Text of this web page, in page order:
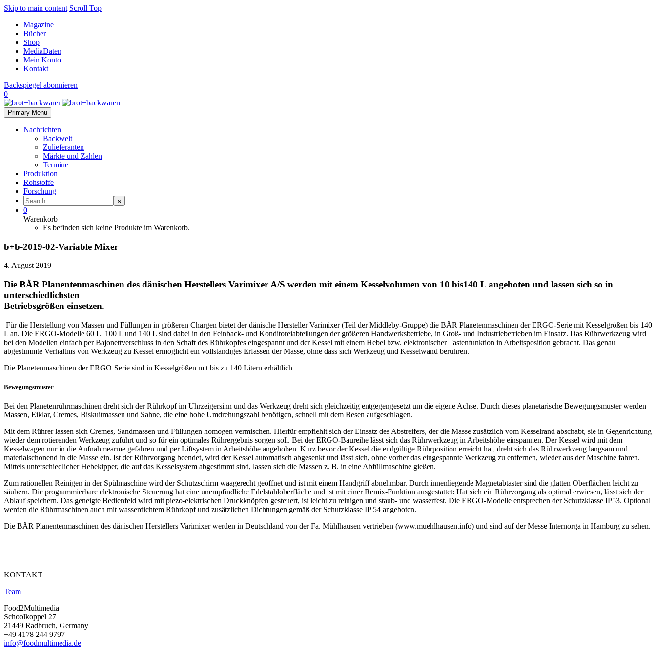
Skip to main content Scroll Top
Magazine
Bücher
Shop
MediaDaten
Mein Konto
Kontakt
Backspiegel abonnieren
0
Primary Menu
Nachrichten
Backwelt
Zulieferanten
Märkte und Zahlen
Termine
Produktion
Rohstoffe
Forschung
0
Warenkorb
Es befinden sich keine Produkte im Warenkorb.
b+b-2019-02-Variable Mixer
4. August 2019
Die BÄR Planentenmaschinen des dänischen Herstellers Varimixer A/S werden mit einem Kesselvolumen von 10 bis140 L angeboten und lassen sich so in
unterschiedlichsten
Betriebsgrößen einsetzen.
Für die Herstellung von Massen und Füllungen in größeren Chargen bietet der dänische Hersteller Varimixer (Teil der Middleby-Gruppe) die BÄR Planetenmaschinen der ERGO-Serie mit Kesselgrößen bis 140
L an. Die ERGO-Modelle 60 L, 100 L und 140 L sind dabei in den Feinback- und Konditoreiabteilungen der größeren Handwerksbetriebe, in Groß- und Industriebetrieben im Einsatz. Das Rührwerkzeug wird
bei den Modellen einfach per Bajonettverschluss in den Schaft des Rührkopfes eingespannt und der Kessel mit einem Hebel bzw. elektronischer Tastenfunktion in Arbeitsposition gebracht. Das genau
abgestimmte Verhältnis von Werkzeug zu Kessel ermöglicht ein vollständiges Erfassen der Masse, ohne dass sich Werkzeug und Kesselwand berühren.
Die Planetenmaschinen der ERGO-Serie sind in Kesselgrößen mit bis zu 140 Litern erhältlich
Bewegungsmuster
Bei den Planetenrührmaschinen dreht sich der Rührkopf im Uhrzeigersinn und das Werkzeug dreht sich gleichzeitig entgegengesetzt um die eigene Achse. Durch dieses planetarische Bewegungsmuster werden
Massen, Eiklar, Cremes, Biskuitmassen und Sahne, die eine hohe Umdrehungszahl benötigen, schnell mit dem Besen aufgeschlagen.
Mit dem Rührer lassen sich Cremes, Sandmassen und Füllungen homogen vermischen. Hierfür empfiehlt sich der Einsatz des Abstreifers, der die Masse zusätzlich vom Kesselrand abschabt, sie in Gegenrichtung
wieder dem rotierenden Werkzeug zuführt und so für ein optimales Rührergebnis sorgen soll. Bei der ERGO-Baureihe lässt sich das Rührwerkzeug in Arbeitshöhe einspannen. Der Kessel wird mit dem
Kesselwagen nur in die Aufnahmearme gefahren und per Liftsystem in Arbeitshöhe angehoben. Kurz bevor der Kessel die endgültige Rührposition erreicht hat, dreht sich das Rührwerkzeug langsam und
materialschonend in die Masse ein. Ist der Rührvorgang beendet, wird der Kessel automatisch abgesenkt und lässt sich, ohne vorher das eingespannte Werkzeug zu entfernen, wieder aus der Maschine fahren.
Mittels unterschiedlicher Hebekipper, die auf das Kesselsystem abgestimmt sind, lassen sich die Massen z. B. in eine Abfüllmaschine gießen.
Zum rationellen Reinigen in der Spülmaschine wird der Schutzschirm waagerecht geöffnet und ist mit einem Handgriff abnehmbar. Durch innenliegende Magnetabtaster sind die glatten Oberflächen leicht zu
säubern. Die programmierbare elektronische Steuerung hat eine unempfindliche Edelstahloberfläche und ist mit einer Remix-Funktion ausgestattet: Hat sich ein Rührvorgang als optimal erwiesen, lässt sich der
Ablauf speichern. Das geneigte Bedienfeld wird mit piezo-elektrischen Druckknöpfen gesteuert, ist leicht zu reinigen und staub- und wasserfest. Die ERGO-Modelle entsprechen der Schutzklasse IP53. Optional
werden die Rührmaschinen auch mit wasserdichtem Rührkopf und zusätzlichen Dichtungen gemäß der Schutzklasse IP 54 angeboten.
Die BÄR Planentenmaschinen des dänischen Herstellers Varimixer werden in Deutschland von der Fa. Mühlhausen vertrieben (www.muehlhausen.info) und sind auf der Messe Internorga in Hamburg zu sehen.
KONTAKT
Team
Food2Multimedia
Schoolkoppel 27
21449 Radbruch, Germany
+49 4178 244 9797
info@foodmultimedia.de